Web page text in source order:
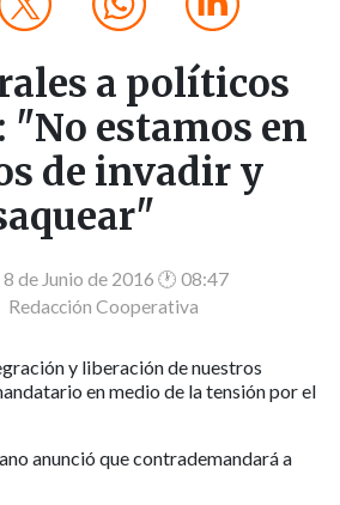
a políticos
"No estamos en
de invadir y
de Junio de 2016 🕐 08:47
Redacción Cooperativa
y liberación de nuestros
en medio de la tensión por el
anunció que contrademandará a